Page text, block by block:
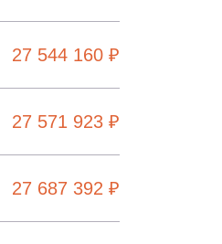
27 544 160 ₽
27 571 923 ₽
27 687 392 ₽